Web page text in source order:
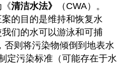
《清洁水法》
（CWA）。
案的目的是维持和恢复水
们的水可以游泳和可捕
否则将污染物倾倒到地表水
定污染标准（可能存在于水